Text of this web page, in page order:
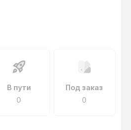
В пути
0
Под заказ
0